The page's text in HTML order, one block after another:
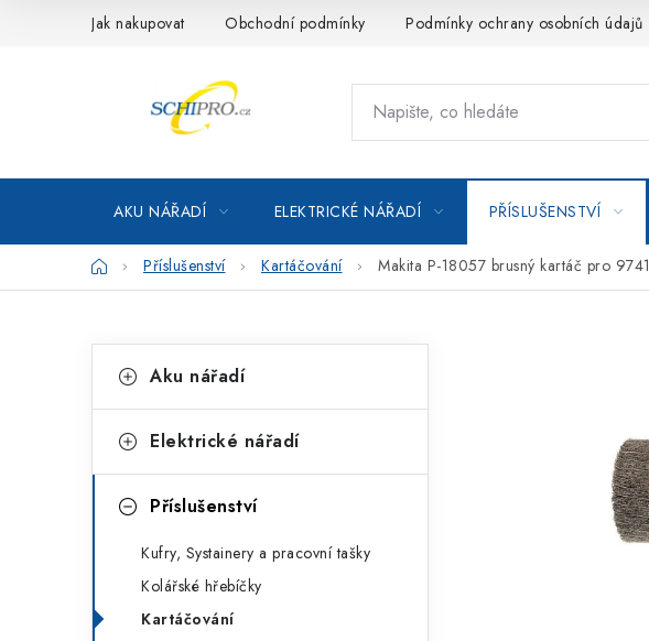
Jak nakupovat Obchodní podmínky Podmínky ochrany osobních údajů
AKU NÁŘADÍ ELEKTRICKÉ NÁŘADÍ PŘÍSLUŠENSTVÍ
DomůPříslušenství Kartáčování Makita P-18057 brusný kartáč pro 9741
o
t
n
kategorie
a
e
i
Aku nářadí
Elektrické nářadí
Příslušenství
Kufry, Systainery a pracovní tašky
Kolářské hřebíčky
Kartáčování